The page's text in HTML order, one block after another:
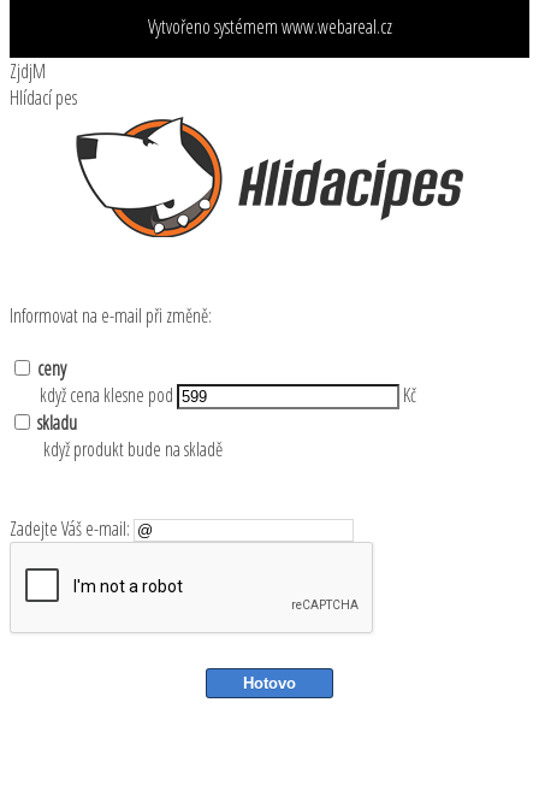
Vytvořeno systémemwww.webareal.cz
ZjdjM
Hlídací pes
Informovat na e-mail při změně:
ceny
když cena klesne pod
Kč
skladu
když produkt bude na skladě
Zadejte Váš e-mail: